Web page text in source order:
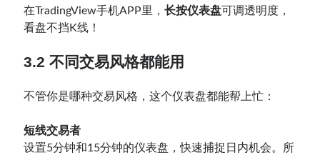
在TradingView手机APP里，长按仪表盘可调透明度，
看盘不挡K线！
3.2不同交易风格都能用
不管你是哪种交易风格，这个仪表盘都能帮上忙：
短线交易者
设置5分钟和15分钟的仪表盘，快速捕捉日内机会。所